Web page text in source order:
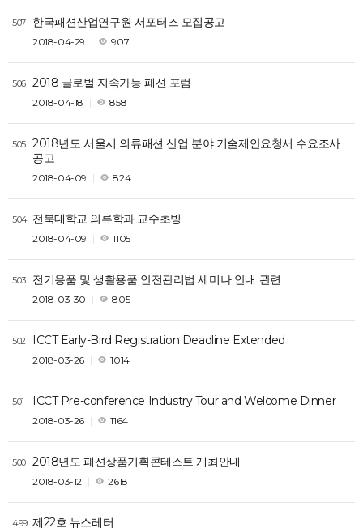
507 한국패션산업연구원 서포터즈 모집공고
2018-04-29 907
506 2018 글로벌 지속가능 패션 포럼
2018-04-18 858
505 2018년도 서울시 의류패션 산업 분야 기술제안요청서 수요조사
공고
2018-04-09 824
504 전북대학교 의류학과 교수초빙
2018-04-09 1105
503 전기용품 및 생활용품 안전관리법 세미나 안내 관련
2018-03-30 805
502 ICCT Early-Bird Registration Deadline Extended
2018-03-26 1014
501 ICCT Pre-conference Industry Tour and Welcome Dinner
2018-03-26 1164
500 2018년도 패션상품기획콘테스트 개최안내
2018-03-12 2618
499 제22호 뉴스레터